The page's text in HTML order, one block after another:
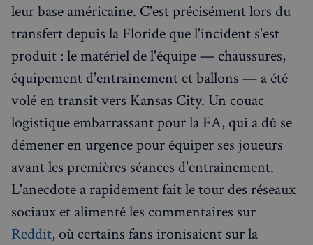
leur base américaine. C'est précisément lors du
transfert depuis la Floride que l'incident s'est
produit : le matériel de l'équipe — chaussures,
équipement d'entraînement et ballons — a été
volé en transit vers Kansas City. Un couac
logistique embarrassant pour la FA, qui a dû se
démener en urgence pour équiper ses joueurs
avant les premières séances d'entraînement.
L'anecdote a rapidement fait le tour des réseaux
sociaux et alimenté les commentaires sur
Reddit, où certains fans ironisaient sur la